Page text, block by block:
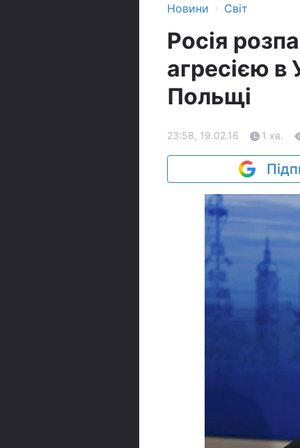
Новини › Світ
Росія
агресією в
Польщі
23:58, 19.02.16 1 хв.